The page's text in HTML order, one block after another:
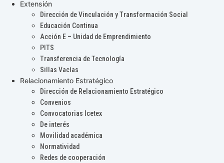
Extensión
Dirección de Vinculación y Transformación Social
Educación Continua
Acción E – Unidad de Emprendimiento
PITS
Transferencia de Tecnología
Sillas Vacías
Relacionamiento Estratégico
Dirección de Relacionamiento Estratégico
Convenios
Convocatorias Icetex
De interés
Movilidad académica
Normatividad
Redes de cooperación